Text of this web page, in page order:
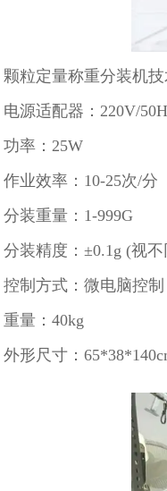
颗粒定量称重分装机
电源适配器：220V/
功率：25W
作业效率：10-25次/分
分装重量：1-999G
分装精度：±0.1g (视
控制方式：微电脑控制
重量：40kg
外形尺寸：